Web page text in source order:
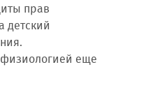
прав
детский
еще